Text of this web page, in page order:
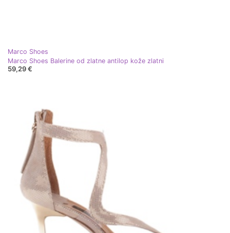
Marco Shoes
Marco Shoes Balerine od zlatne antilop kože zlatni
59,29 €